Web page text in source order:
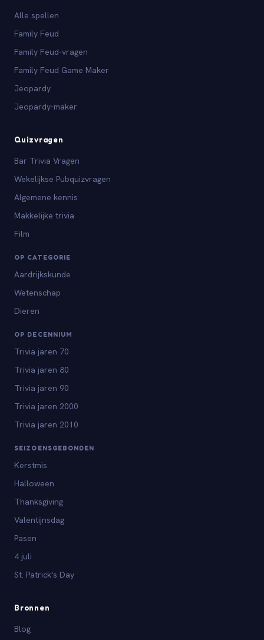
Alle spellen
Family Feud
Family Feud-vragen
Family Feud Game Maker
Jeopardy
Jeopardy-maker
Quizvragen
Bar Trivia Vragen
Wekelijkse Pubquizvragen
Algemene kennis
Makkelijke trivia
Film
OP CATEGORIE
Aardrijkskunde
Wetenschap
Dieren
OP DECENNIUM
Trivia jaren 70
Trivia jaren 80
Trivia jaren 90
Trivia jaren 2000
Trivia jaren 2010
SEIZOENSGEBONDEN
Kerstmis
Halloween
Thanksgiving
Valentijnsdag
Pasen
4 juli
St. Patrick's Day
Bronnen
Blog